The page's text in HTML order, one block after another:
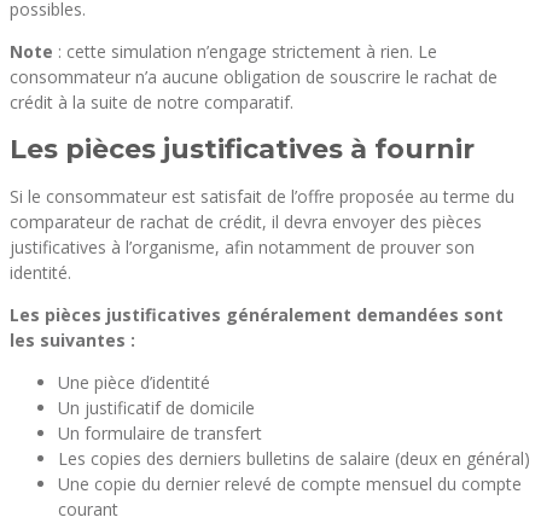
possibles.
Note : cette simulation n’engage strictement à rien. Le
consommateur n’a aucune obligation de souscrire le rachat de
crédit à la suite de notre comparatif.
Les pièces justificatives à fournir
Si le consommateur est satisfait de l’offre proposée au terme du
comparateur de rachat de crédit, il devra envoyer des pièces
justificatives à l’organisme, afin notamment de prouver son
identité.
Les pièces justificatives généralement demandées sont
les suivantes :
Une pièce d’identité
Un justificatif de domicile
Un formulaire de transfert
Les copies des derniers bulletins de salaire (deux en général)
Une copie du dernier relevé de compte mensuel du compte
courant